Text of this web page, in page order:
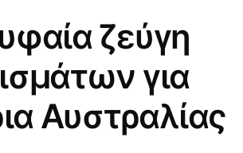
ζεύγη
για
Αυστραλίας